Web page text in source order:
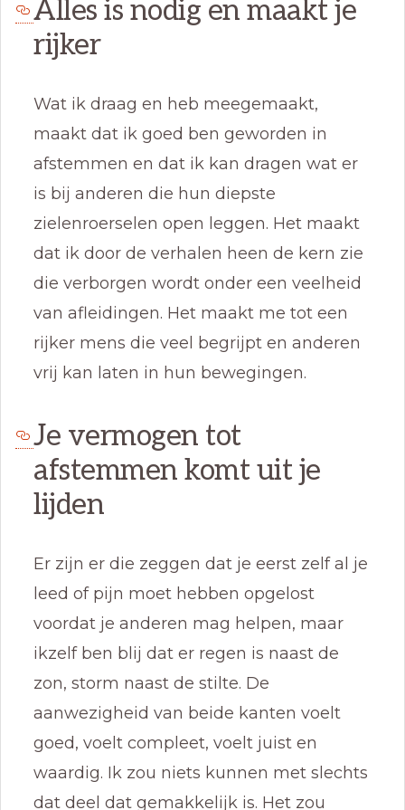
Alles is nodig en maakt je
rijker
Wat ik draag en heb meegemaakt,
maakt dat ik goed ben geworden in
afstemmen en dat ik kan dragen wat er
is bij anderen die hun diepste
zielenroerselen open leggen. Het maakt
dat ik door de verhalen heen de kern zie
die verborgen wordt onder een veelheid
van afleidingen. Het maakt me tot een
rijker mens die veel begrijpt en anderen
vrij kan laten in hun bewegingen.
Je vermogen tot
afstemmen komt uit je
lijden
Er zijn er die zeggen dat je eerst zelf al je
leed of pijn moet hebben opgelost
voordat je anderen mag helpen, maar
ikzelf ben blij dat er regen is naast de
zon, storm naast de stilte. De
aanwezigheid van beide kanten voelt
goed, voelt compleet, voelt juist en
waardig. Ik zou niets kunnen met slechts
dat deel dat gemakkelijk is. Het zou